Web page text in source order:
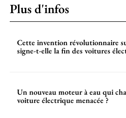
Plus d'infos
Cette invention révolutionnaire
signe-t-elle la fin des voitures
Un nouveau moteur à eau qui
voiture électrique menacée ?